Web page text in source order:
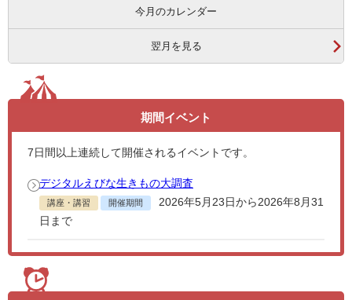
今月のカレンダー
翌月を見る
期間イベント
7 日間以上連続して開催されるイベントです。
デジタルえびな生きもの大調査
講座・講習 開催期間
2026年5月23日から2026年8月31
日まで